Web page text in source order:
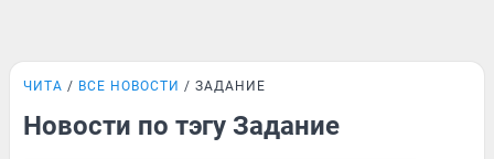
ЧИТА ВСЕ НОВОСТИ ЗАДАНИЕ
Новости по тэгу Задание